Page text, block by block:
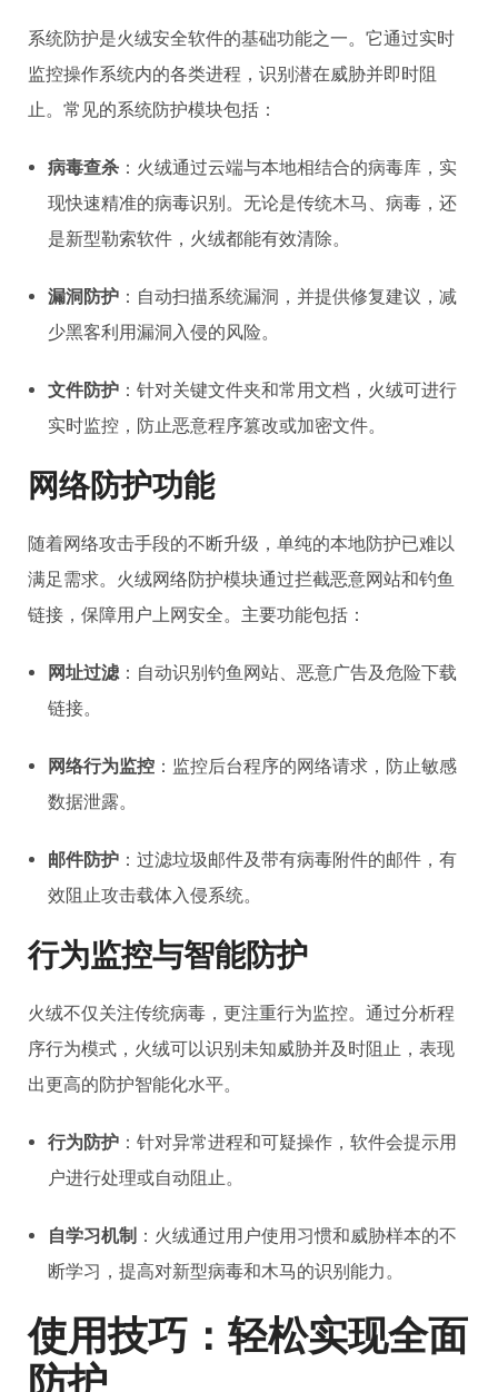
系统防护是火绒安全软件的基础功能之一。它通过实时
监控操作系统内的各类进程，识别潜在威胁并即时阻
止。常见的系统防护模块包括：
病毒查杀 ：火绒通过云端与本地相结合的病毒库，实
现快速精准的病毒识别。无论是传统木马
、病毒，还
是新型勒索软件，火绒都能有效清除。
漏洞防护 ：自动扫描系统漏洞，并提供修复建议，减
少黑客利用漏洞入侵的风险。
文件防护 ：针对关键文件夹和常用文档，火绒可进行
实时监控，防止恶意程序篡改或加密文件。
网络防护功能
随着网络攻击手段的不断升级，单纯的本地防护已难以
满足需求。火绒网络防护模块通过拦截恶意网站和钓鱼
链接，保障用户上网安全。主要功能包括：
网址过滤 ：自动识别钓鱼网站、恶意广告及危险下载
链接。
网络行为监控 ：监控后台程序的网络请求，防止敏感
数据泄露。
邮件防护 ：过滤垃圾邮件及带有病毒附件的邮件，有
效阻止攻击载体入侵系统。
行为监控与智能防护
火绒不仅关注传统病毒，更注重行为监控。通过分析程
序行为模式，火绒可以识别未知威胁并及时阻止，表现
出更高的防护智能化水平。
行为防护 ：针对异常进程和可疑操作，软件会提示用
户进行处理或自动阻止。
自学习机制 ：火绒通过用户使用习惯和威胁样本的不
断学习，提高对新型病毒和木马的识别能力。
使用技巧：轻松实现全面
防护